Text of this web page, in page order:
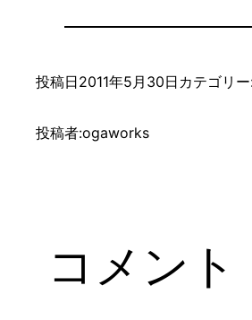
投稿日2011年5月30日 カテゴリ
投稿者:ogaworks
コメント